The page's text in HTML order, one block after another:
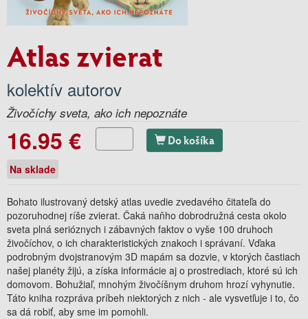
Atlas zvierat
kolektív autorov
Živočíchy sveta, ako ich nepoznáte
16.95 € Do košíka
Na sklade
Bohato ilustrovaný detský atlas uvedie zvedavého čitateľa do
pozoruhodnej ríše zvierat. Čaká naňho dobrodružná cesta okolo
sveta plná serióznych i zábavných faktov o vyše 100 druhoch
živočíchov, o ich charakteristických znakoch i správaní. Vďaka
podrobným dvojstranovým 3D mapám sa dozvie, v ktorých častiach
našej planéty žijú, a získa informácie aj o prostrediach, ktoré sú ich
domovom. Bohužiaľ, mnohým živočíšnym druhom hrozí vyhynutie.
Táto kniha rozpráva príbeh niektorých z nich - ale vysvetľuje i to, čo
sa dá robiť, aby sme im pomohli.